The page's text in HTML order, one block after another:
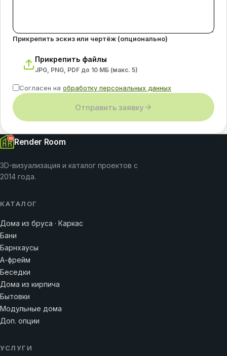
Прикрепить эскиз или чертёж (опционально)
Прикрепить файлы
JPG, PNG, PDF до 10 МБ (макс. 5)
Согласен на обработку персональных данных
Отправить заявку
Render Room
3D-визуализация и каталог проектов с
2014 года.
КАТАЛОГ
Дома из бруса · Каркас
Бани
Барнхаусы
А-фрейм
Беседки
Дома из кирпича
Бытовки
Модульные дома
Доп. опции
УСЛУГИ